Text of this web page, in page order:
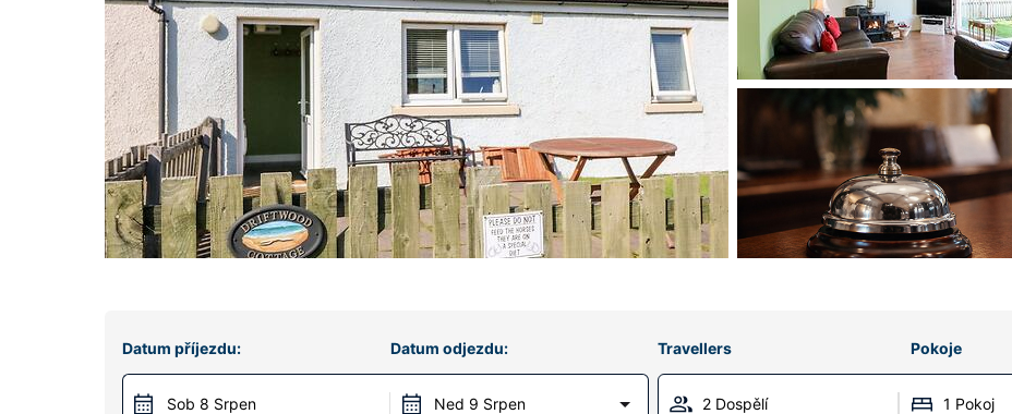
Datum příjezdu:
Sob 8 Srpen
Datum odjezdu:
Ned 9 Srpen
Travellers Pokoje
2 Dospělí 1 Pokoj